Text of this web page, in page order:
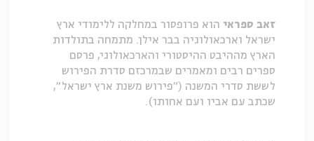
זאב ספראי הוא פרופסור במחלקה ללימודי ארץ
ישראל וארכאולוגיה בבר אילן. מתמחה בתולדות
הארץ מההיבט ההיסטורי והארכאולוגי, פרסם
ספרים רבים ומאמרים שבמרכזם סדרת הפירוש
לששת סדרי המשנה ("פירוש משנת ארץ ישראל",
שכתב עם אביו ועם אחותו).